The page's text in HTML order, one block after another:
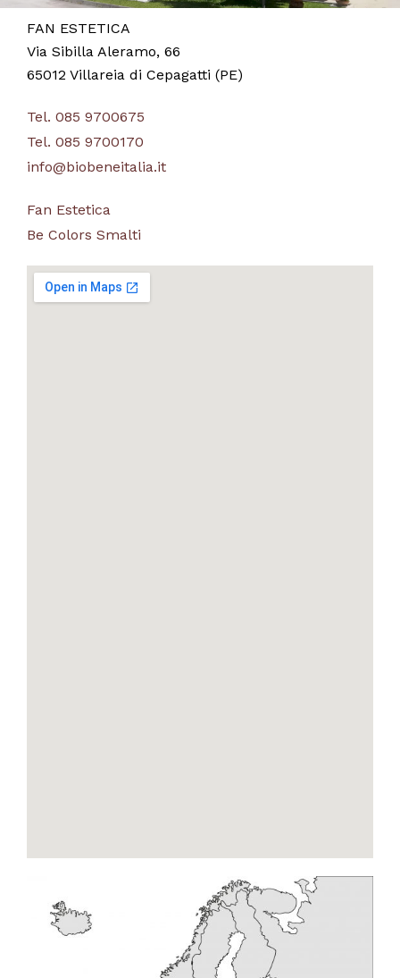
FAN ESTETICA
Via Sibilla Aleramo, 66
65012 Villareia di Cepagatti (PE)
Tel. 085 9700675
Tel. 085 9700170
info@biobeneitalia.it
Fan Estetica
Be Colors Smalti